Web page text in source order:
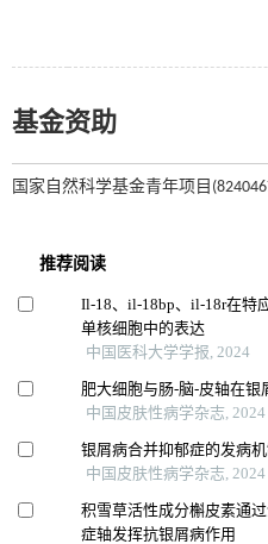
基金资助
国家自然科学基金青年项目